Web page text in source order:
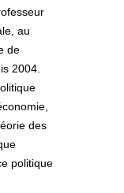
au
de
2004.
des
politique